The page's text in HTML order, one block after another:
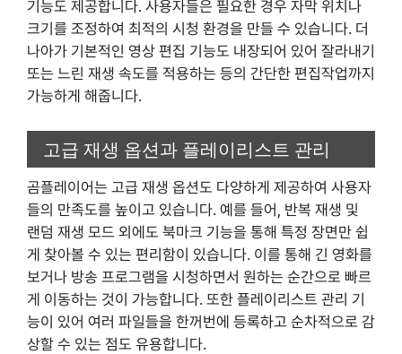
기능도 제공합니다. 사용자들은 필요한 경우 자막 위치나
크기를 조정하여 최적의 시청 환경을 만들 수 있습니다. 더
나아가 기본적인 영상 편집 기능도 내장되어 있어 잘라내기
또는 느린 재생 속도를 적용하는 등의 간단한 편집작업까지
가능하게 해줍니다.
고급 재생 옵션과 플레이리스트 관리
곰플레이어는 고급 재생 옵션도 다양하게 제공하여 사용자
들의 만족도를 높이고 있습니다. 예를 들어, 반복 재생 및
랜덤 재생 모드 외에도 북마크 기능을 통해 특정 장면만 쉽
게 찾아볼 수 있는 편리함이 있습니다. 이를 통해 긴 영화를
보거나 방송 프로그램을 시청하면서 원하는 순간으로 빠르
게 이동하는 것이 가능합니다. 또한 플레이리스트 관리 기
능이 있어 여러 파일들을 한꺼번에 등록하고 순차적으로 감
상할 수 있는 점도 유용합니다.